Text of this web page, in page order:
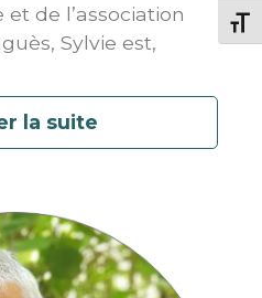
de l’association
Sylvie est,
la suite